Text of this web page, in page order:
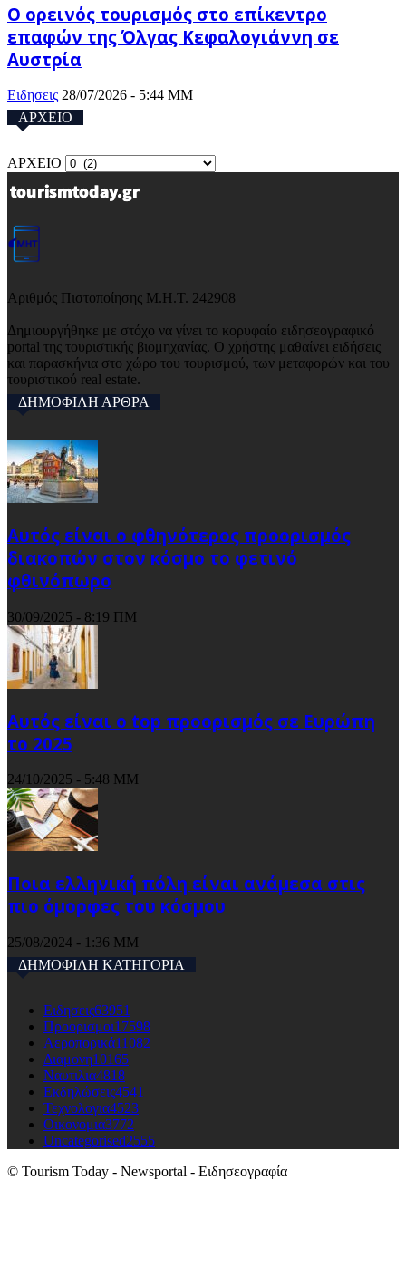
Ο ορεινός τουρισμός στο επίκεντρο
επαφών της Όλγας Κεφαλογιάννη σε
Αυστρία
Ειδησεις 28/07/2026 - 5:44 ΜΜ
ΑΡΧΕΙΟ
ΑΡΧΕΙΟ
Αριθμός Πιστοποίησης Μ.Η.Τ. 242908
Δημιουργήθηκε με στόχο να γίνει το κορυφαίο ειδησεογραφικό
portal της τουριστικής βιομηχανίας. Ο χρήστης μαθαίνει ειδήσεις
και παρασκήνια στο χώρο του τουρισμού, των μεταφορών και του
τουριστικού real estate.
ΔΗΜΟΦΙΛΗ ΑΡΘΡΑ
Αυτός είναι ο φθηνότερος προορισμός
διακοπών στον κόσμο το φετινό
φθινόπωρο
30/09/2025 - 8:19 ΠΜ
Αυτός είναι ο top προορισμός σε Ευρώπη
το 2025
24/10/2025 - 5:48 ΜΜ
Ποια ελληνική πόλη είναι ανάμεσα στις
πιο όμορφες του κόσμου
25/08/2024 - 1:36 ΜΜ
ΔΗΜΟΦΙΛΗ ΚΑΤΗΓΟΡΙΑ
Ειδησεις63951
Προορισμοι17598
Αεροπορικά11082
Διαμονη10165
Ναυτιλια4818
Εκδηλώσεις4541
Τεχνολογια4523
Οικονομια3772
Uncategorised2555
© Tourism Today - Newsportal - Ειδησεογραφία